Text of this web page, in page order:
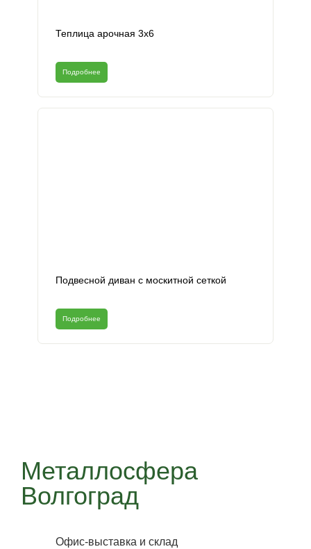
Теплица арочная 3х6
Подробнее
Подвесной диван с москитной сеткой
Подробнее
Металлосфера
Волгоград
Офис-выставка и склад